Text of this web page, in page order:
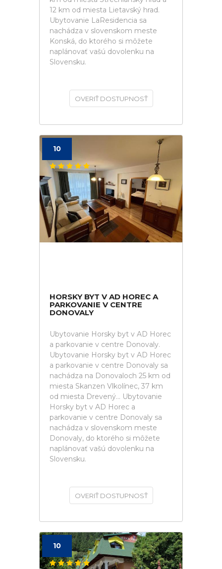
12 km od miesta Lietavský hrad.
Ubytovanie LaResidencia sa
nachádza v slovenskom meste
Konská, do ktorého si môžete
naplánovať vašú dovolenku na
Slovensku.
OVERIŤ DOSTUPNOSŤ
10
HORSKY BYT V AD HOREC A
PARKOVANIE V CENTRE
DONOVALY
Ubytovanie Horsky byt v AD Horec
a parkovanie v centre Donovaly.
Ubytovanie Horsky byt v AD Horec
a parkovanie v centre Donovaly sa
nachádza na Donovaloch 25 km od
miesta Skanzen Vlkolínec, 37 km
od miesta Drevený... Ubytovanie
Horsky byt v AD Horec a
parkovanie v centre Donovaly sa
nachádza v slovenskom meste
Donovaly, do ktorého si môžete
naplánovať vašú dovolenku na
Slovensku.
OVERIŤ DOSTUPNOSŤ
10